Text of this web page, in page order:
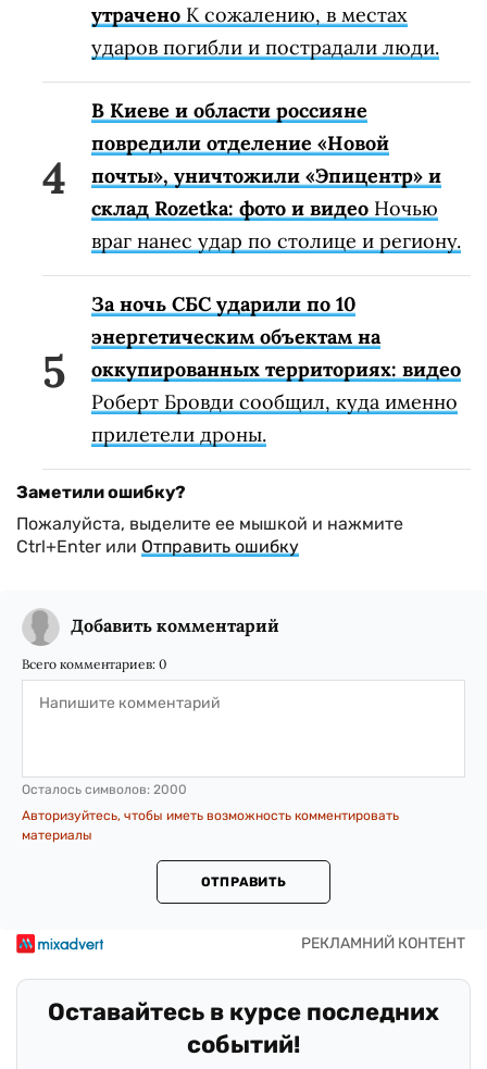
утрачено К сожалению, в местах
ударов погибли и пострадали люди.
В Киеве и области россияне
повредили отделение «Новой
почты», уничтожили «Эпицентр» и
склад Rozetka: фото и видео Ночью
враг нанес удар по столице и региону.
За ночь СБС ударили по 10
энергетическим объектам на
оккупированных территориях: видео
Роберт Бровди сообщил, куда именно
прилетели дроны.
Заметили ошибку?
Пожалуйста, выделите ее мышкой и нажмите
Ctrl+Enter или Отправить ошибку
Добавить комментарий
Всего комментариев: 0
Осталось символов: 2000
Авторизуйтесь, чтобы иметь возможность комментировать
материалы
ОТПРАВИТЬ
Оставайтесь в курсе последних
событий!